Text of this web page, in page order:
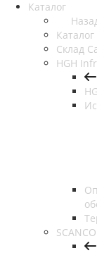
Каталог
Каталог
Cклад
HGH